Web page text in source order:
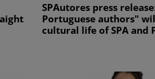
SPAutores press
Portuguese authors"
cultural life of SPA and